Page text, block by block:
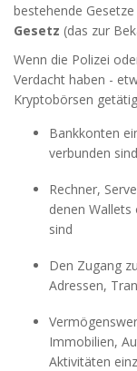
bestehende
Gesetz (das zur
Wenn die Polizei
Verdacht haben -
Kryptobörsen
Bankkonten
verbunden sind
Rechner,
denen
sind
Den Zugang
Adressen,
Immobilien,
Aktivitäten